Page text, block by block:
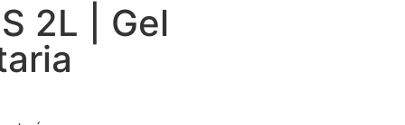
2L | Gel